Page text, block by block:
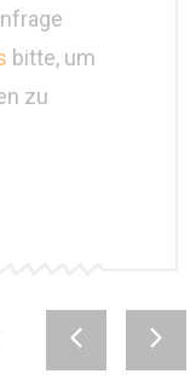
bitte, um
zu